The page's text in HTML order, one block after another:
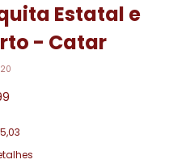
Estatal e
- Catar